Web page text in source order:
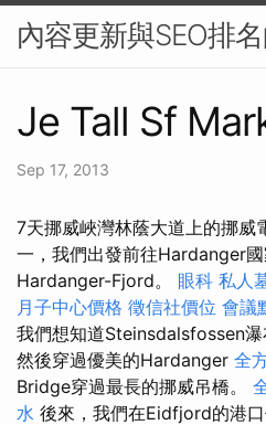
內容更新與SEO排
Je Tall Sf
Sep 17, 2013
7天挪威峽灣林蔭大道上的挪威
一，我們出發前往Hardanger
Hardanger-Fjord。 眼科 私人
月子中心價格 徵信社價位 會議
我們想知道Steinsdalsfossen瀑
然後穿過優美的Hardanger 全
Bridge穿過最長的挪威吊橋。
水 後來，我們在Eidfjord的港